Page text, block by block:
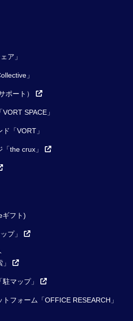
ア」
」
ポート）
SPACE」
「VORT」
the crux」
ギフト)
プ」
マップ」
フォーム「OFFICE RESEARCH」